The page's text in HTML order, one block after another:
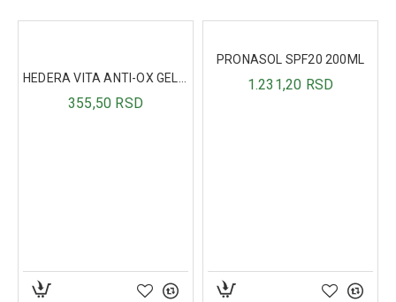
HEDERA VITA ANTI-OX GEL ZA UMIVANJE 50ML
355,50 RSD
PRONASOL SPF20 200ML
1.231,20 RSD